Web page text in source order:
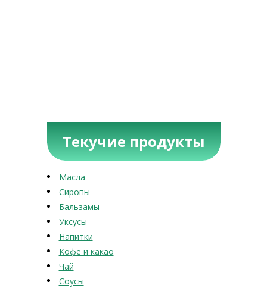
Текучие продукты
Масла
Сиропы
Бальзамы
Уксусы
Напитки
Кофе и какао
Чай
Соусы